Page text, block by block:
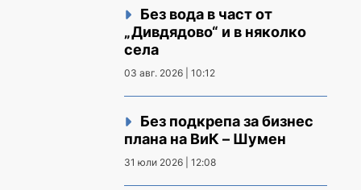
Без вода в част от
„Дивдядово“ и в няколко
села
03 авг. 2026 | 10:12
Без подкрепа за бизнес
плана на ВиК – Шумен
31 юли 2026 | 12:08